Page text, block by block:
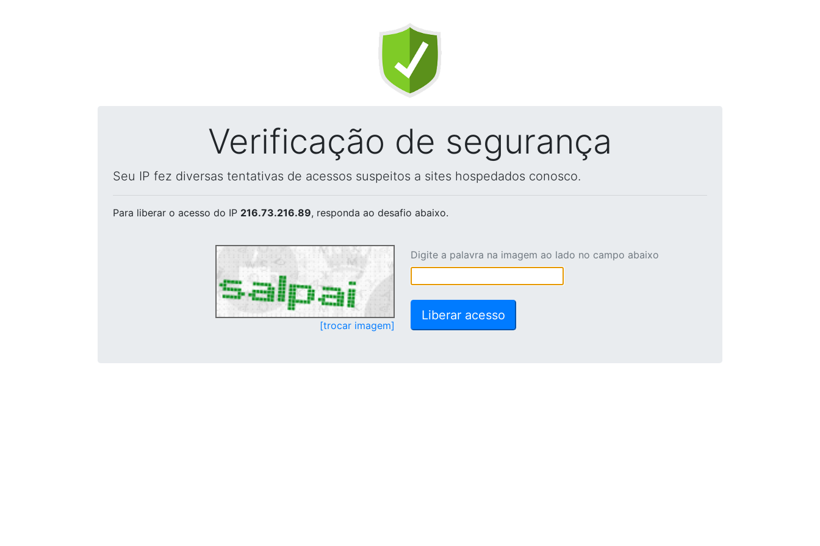
Verificação de segurança
Seu IP fez diversas tentativas de acessos suspeitos a sites hospedados conosco.
Para liberar o acesso do IP 216.73.216.89, responda ao desafio abaixo.
[trocar imagem]
Digite a palavra na imagem ao lado no campo abaixo